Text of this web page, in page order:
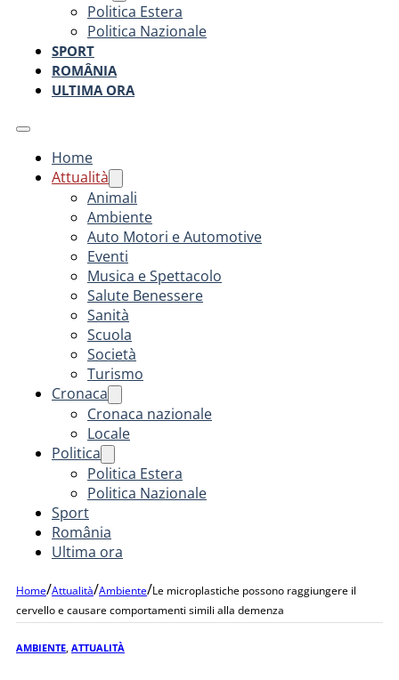
Politica Estera
Politica Nazionale
SPORT
ROMÂNIA
ULTIMA ORA
Home
Attualità
Animali
Ambiente
Auto Motori e Automotive
Eventi
Musica e Spettacolo
Salute Benessere
Sanità
Scuola
Società
Turismo
Cronaca
Cronaca nazionale
Locale
Politica
Politica Estera
Politica Nazionale
Sport
România
Ultima ora
Home/Attualità/Ambiente/Le microplastiche possono raggiungere il
cervello e causare comportamenti simili alla demenza
AMBIENTE ATTUALITÀ